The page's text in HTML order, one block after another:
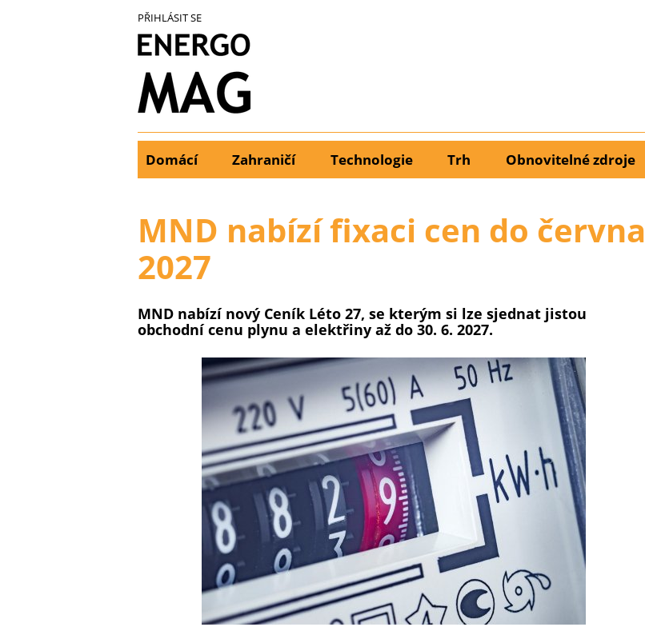
PŘIHLÁSIT SE
Domácí Zahraničí Technologie Trh Obnovitelné zdroje
MND nabízí fixaci cen do června
2027
MND nabízí nový Ceník Léto 27, se kterým si lze sjednat jistou
obchodní cenu plynu a elektřiny až do 30. 6. 2027.